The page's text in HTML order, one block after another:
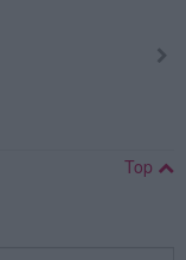
Top